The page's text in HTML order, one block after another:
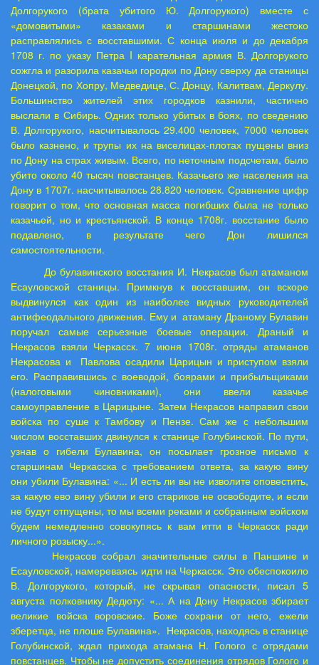
Долгорукого (брата убитого Ю. Долгорукого) вместе с
«домовитыми» казаками и старшинами жестоко
расправлялись с восставшими. С конца июля и до декабря
1708 г. по указу Петра I карательная армия В. Долгорукого
сожгла и разорила казачьи городки по Дону сверху да станицы
Донецкой, по Хопру, Медведице, С. Донцу, Калитвам, Деркулу.
Большинство жителей этих городков казнили, частично
выслали в Сибирь. Одних только убитых в боях, по сведению
В. Долгорукого, насчитывалось 29.400 человек, 7000 человек
было казнено, и трупы их на виселицах-плотах пущены вниз
по Дону на страх живым. Всего, по неточным подсчетам, было
убито около 40 тысяч повстанцев. Казачьего же населения на
Дону в 1707г. насчитывалось 28.820 человек. Сравнение цифр
говорит о том, что основная масса погибших была не только
казачьей, но и крестьянской. В конце 1708г. восстание было
подавлено, в результате чего Дон лишился
самостоятельности.
До булавинского восстания И. Некрасов был атаманом
Есауловской станицы. Примкнув к восставшим, он вскоре
выдвинулся как один из наиболее видных руководителей
антифеодального движения. Ему и атаману Драному Булавин
поручал самые серьезные боевые операции. Драный и
Некрасов взяли Черкасск. 7 июня 1708г. отряды атаманов
Некрасова и Павлова осадили Царицын и приступом взяли
его. Расправившись с воеводой, боярами и прибыльщиками
(налоговыми чиновниками), они ввели казачье
самоуправление в Царицыне. Затем Некрасов направил свои
войска по суше к Тамбову и Пензе. Сам же с небольшим
числом восставших двинулся к станице Голубинской. По пути,
узнав о гибели Булавина, он посылает грозное письмо к
старшинам Черкасска с требованием ответа, за какую вину
они убили Булавина: «... И есть ли вы не изволите оповестить,
за какую ево вину убили и его стариков не освободите, и если
не будут отпущены, то мы всеми реками и собранным войском
будем немедленно совокупясь к вам итти в Черкасск ради
личного розыску...».
Некрасов собрал значительные силы в Паншине и
Есауловской, намереваясь идти на Черкасск. Это обеспокоило
В. Долгорукого, который, не скрывая опасности, писал 5
августа полковнику Дедюту: «... А на Дону Некрасов збирает
великие войска воровские. Боже сохрани от него, ежели
зберетца, не плоше Булавина». Некрасов, находясь в станице
Голубинской, ждал прихода атамана Н. Голого с отрядами
повстанцев. Чтобы не допустить соединения отрядов Голого и